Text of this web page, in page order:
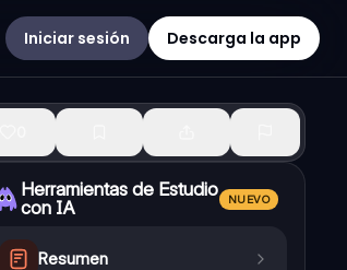
Iniciar sesión Descarga la app
Herramientas de Estudio
con IA
NUEVO
Resumen